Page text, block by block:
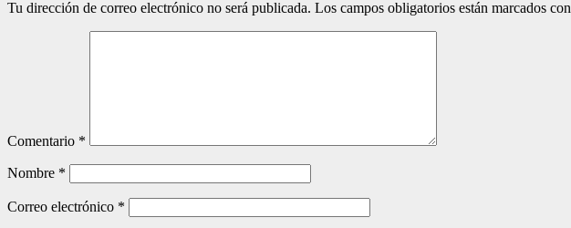
Tu dirección de correo electrónico no será publicada. Los campos obligatorios están marcados con
Comentario *
Nombre *
Correo electrónico *